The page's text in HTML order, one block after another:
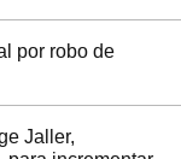
por robo de
Jaller,